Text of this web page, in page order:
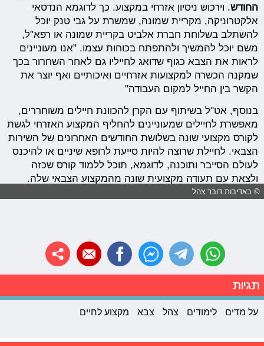
החודש. וירכוש ניסיון אזרחי במקצוע. כך לדוגמא הנדסאי
אלקטרוניקה, מקריית שמונה, שמשרת על גבי טנק יוכל
להשתלב בשלוחת חברת אלביט בקריית שמונה או רפא"ל,
משם יוכל להמשיך ולהתפתח בכוחות עצמו. "אנו מעוניינים
לראות את הצבא כגוף שדואג לחייליו גם לאחר השחרור בכך
שמקנה הכשרה למקצועות אזרחיים ואיכותיים ואף יוצר את
הקשר בין החייל למקום העבודה"
בנוסף, אט"ל בשיתוף עם הקרן להכוונת חיילים משוחררים,
מאפשרת לחיילים שמעוניינים להחליף המקצוע האזרחי לגשת
לקורס מקצועי שונה בשלושת החודשים האחרונים של השירות
הצבאי. לחיילת שרוצה להיות סייעת לרופא שיניים או להיכנס
לעולם הסייבר ותוכנה, לדוגמא, תוכל ללמוד קורס שכזה
ולצאת עם תעודה מקצועית שונה מהמקצוע הצבאי שלה.
© באדיבות דובר צהל
תגיות
על מדים לימודים צהל צבא מקצוע לחיים